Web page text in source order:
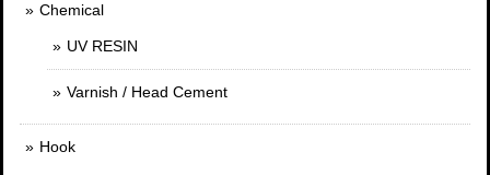
Chemical
UV RESIN
Varnish / Head Cement
Hook